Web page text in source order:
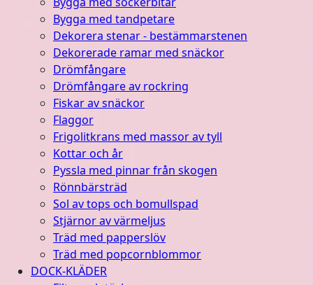
Bygga med tandpetare
Dekorera stenar - bestämmarstenen
Dekorerade ramar med snäckor
Drömfångare
Drömfångare av rockring
Fiskar av snäckor
Flaggor
Frigolitkrans med massor av tyll
Kottar och år
Pyssla med pinnar från skogen
Rönnbärsträd
Sol av tops och bomullspad
Stjärnor av värmeljus
Träd med papperslöv
Träd med popcornblommor
DOCK-KLÄDER